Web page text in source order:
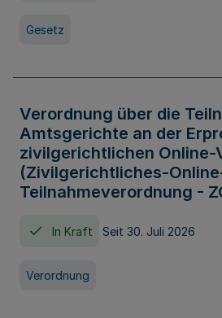
Gesetz
Verordnung über die
Amtsgerichte an der
zivilgerichtlichen Online-
(Zivilgerichtliches-
Teilnahmeverordnung -
In Kraft Seit 30. Juli 2026
Verordnung